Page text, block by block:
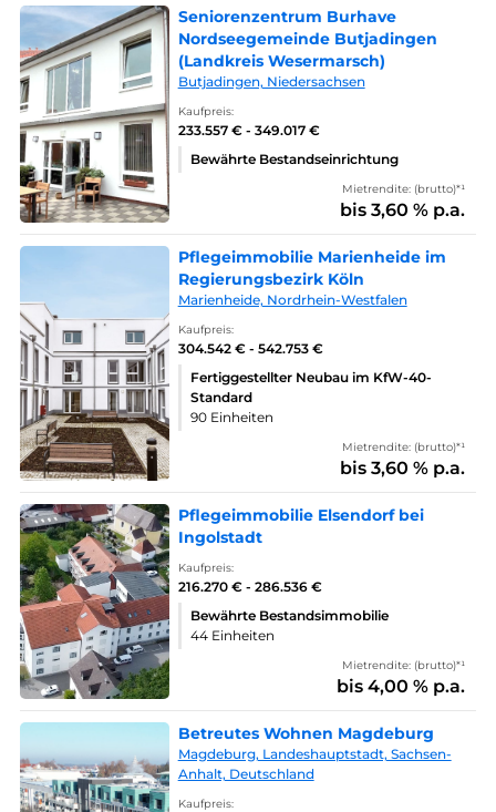
Seniorenzentrum Burhave
Nordseegemeinde Butjadingen
(Landkreis Wesermarsch)
Butjadingen, Niedersachsen
Kaufpreis:
233.557 € - 349.017 €
Bewährte Bestandseinrichtung
Mietrendite: (brutto)*¹
bis 3,60 % p.a.
Pflegeimmobilie Marienheide im
Regierungsbezirk Köln
Marienheide, Nordrhein-Westfalen
Kaufpreis:
304.542 € - 542.753 €
Fertiggestellter Neubau im KfW-40-
Standard
90 Einheiten
Mietrendite: (brutto)*¹
bis 3,60 % p.a.
Pflegeimmobilie Elsendorf bei
Ingolstadt
Kaufpreis:
216.270 € - 286.536 €
Bewährte Bestandsimmobilie
44 Einheiten
Mietrendite: (brutto)*¹
bis 4,00 % p.a.
Betreutes Wohnen Magdeburg
Magdeburg, Landeshauptstadt, Sachsen-
Anhalt, Deutschland
Kaufpreis: